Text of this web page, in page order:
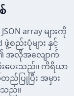
array များကို
ဖွဲ့စည်းပုံများ နှင့်
၏ အလိုအလျောက်
းပေးသည်။ ကိရိယာ
ည်ပြုပြီး အမှား
သည်။